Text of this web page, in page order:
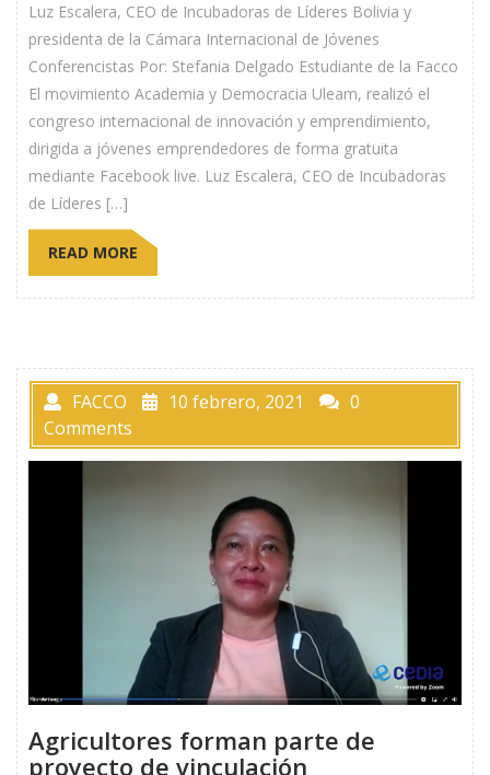
Luz Escalera, CEO de Incubadoras de Líderes Bolivia y
presidenta de la Cámara Internacional de Jóvenes
Conferencistas Por: Stefania Delgado Estudiante de la Facco
El movimiento Academia y Democracia Uleam, realizó el
congreso internacional de innovación y emprendimiento,
dirigida a jóvenes emprendedores de forma gratuita
mediante Facebook live. Luz Escalera, CEO de Incubadoras
de Líderes […]
READ MORE
FACCO 10 febrero, 2021
0
Comments
Agricultores forman parte de
proyecto de vinculación